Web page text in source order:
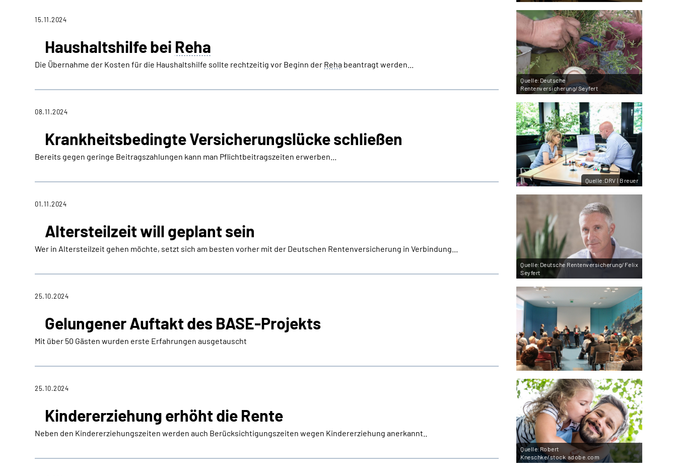
Haushaltshilfe bei Reha
15.11.2024
Die Übernahme der Kosten für die Haushaltshilfe sollte rechtzeitig vor Beginn der Reha beantragt werden...
Quelle:Deutsche
Rentenversicherung/Seyfert
Krankheitsbedingte Versicherungslücke schließen
08.11.2024
Bereits gegen geringe Beitragszahlungen kann man Pflichtbeitragszeiten erwerben...
Quelle:DRV | Breuer
Altersteilzeit will geplant sein
01.11.2024
Wer in Altersteilzeit gehen möchte, setzt sich am besten vorher mit der Deutschen Rentenversicherung in Verbindung...
Quelle:Deutsche Rentenversicherung/Felix
Seyfert
Gelungener Auftakt des BASE-Projekts
25.10.2024
Mit über 50 Gästen wurden erste Erfahrungen ausgetauscht
Kindererziehung erhöht die Rente
25.10.2024
Neben den Kindererziehungszeiten werden auch Berücksichtigungszeiten wegen Kindererziehung anerkannt..
Quelle:Robert
Kneschke/stock.adobe.com